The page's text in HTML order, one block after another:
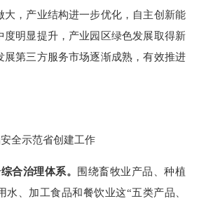
大，产业结构进一步优化，自主创新能
度明显提升，产业园区绿色发展取得新
展第三方服务市场逐渐成熟，有效推进
安全示范省创建工作
合治理体系。 围绕畜牧业产品、种植
水、加工食品和餐饮业这“五类产品、